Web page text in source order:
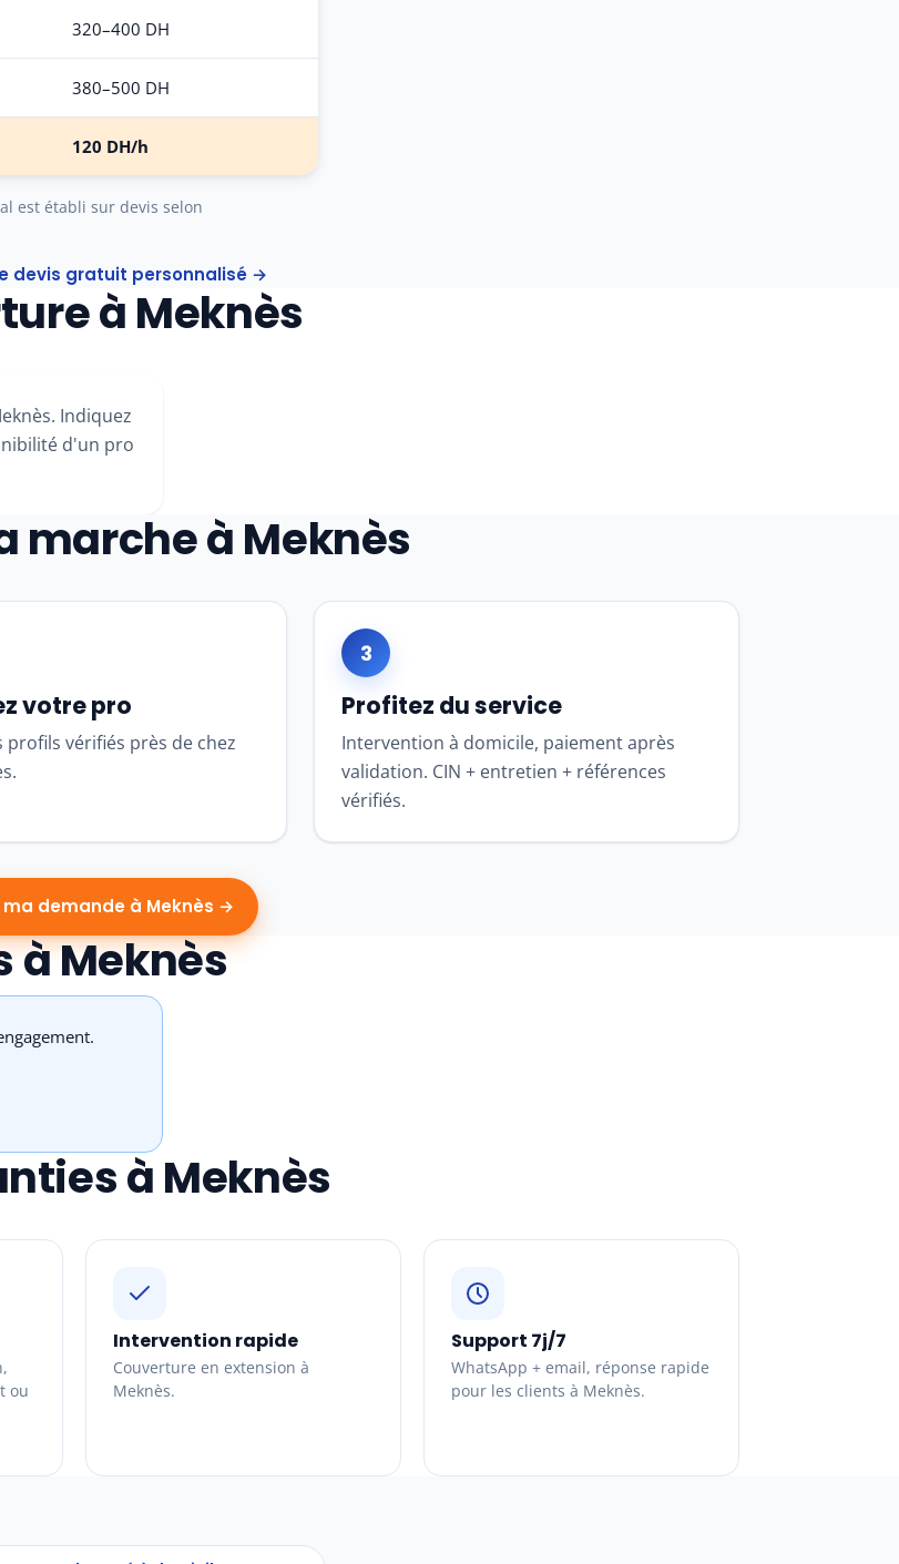
320–400 DH
380–500 DH
120 DH/h
est établi sur devis selon
devis gratuit personnalisé →
à Meknès
Indiquez
d'un pro
marche à Meknès
votre pro
profils vérifiés près de chez
3
Profitez du service
Intervention à domicile, paiement après
validation. CIN + entretien + références
vérifiés.
ma demande à Meknès →
à Meknès
à Meknès
ou
Intervention rapide
Couverture en extension à
Meknès.
Support 7j/7
WhatsApp + email, réponse rapide
pour les clients à Meknès.